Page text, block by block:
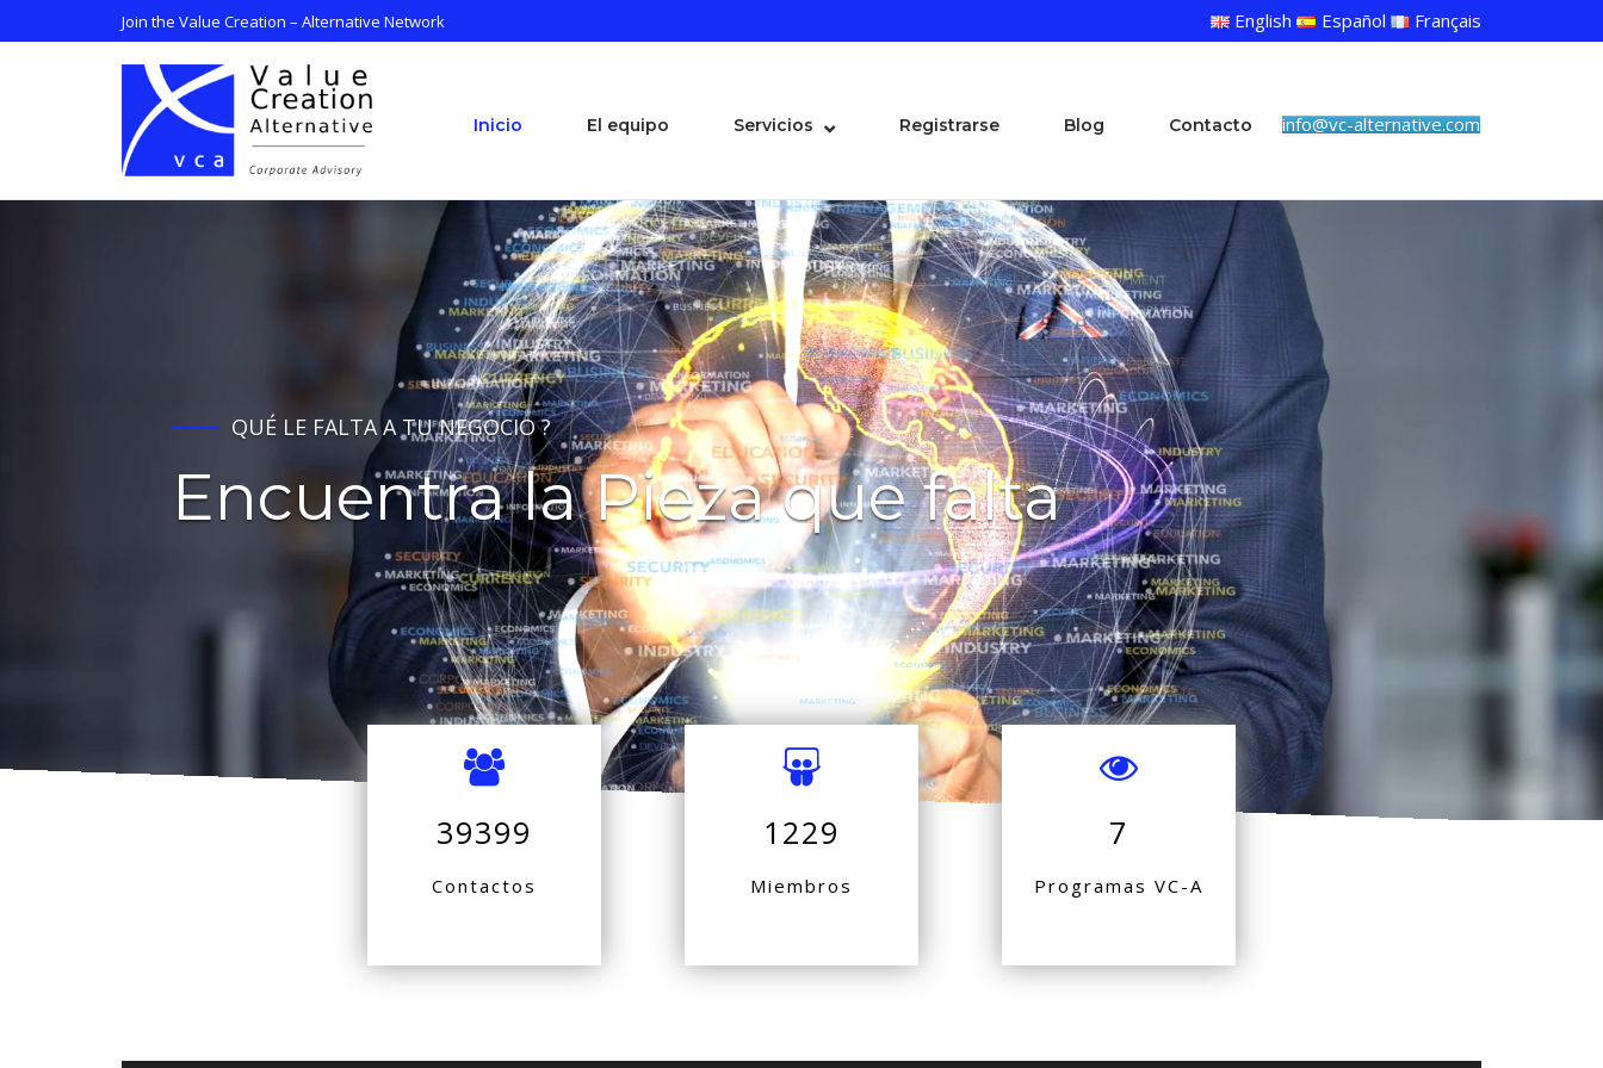
al
Join the Value Creation – Alternative Network English Español Français
Inicio
Inicio El equipo Servicios Registrarse Blog Contacto info@vc-alternative.com
QUÉ LE FALTA A TU NEGOCIO ?
Encuentra la Pieza que falta
39399
Contactos
1229
Miembros
7
Programas VC-A